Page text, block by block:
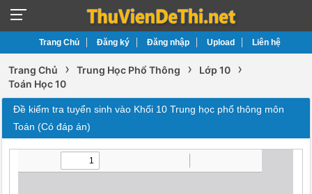
Trang Chủ Đăng ký Đăng nhập Upload Liên hệ
Trang Chủ › Trung Học Phổ Thông › Lớp 10 ›
Toán Học 10
Đề kiểm tra tuyển sinh vào Khối 10 Trung học phổ thông môn
Toán (Có đáp án)